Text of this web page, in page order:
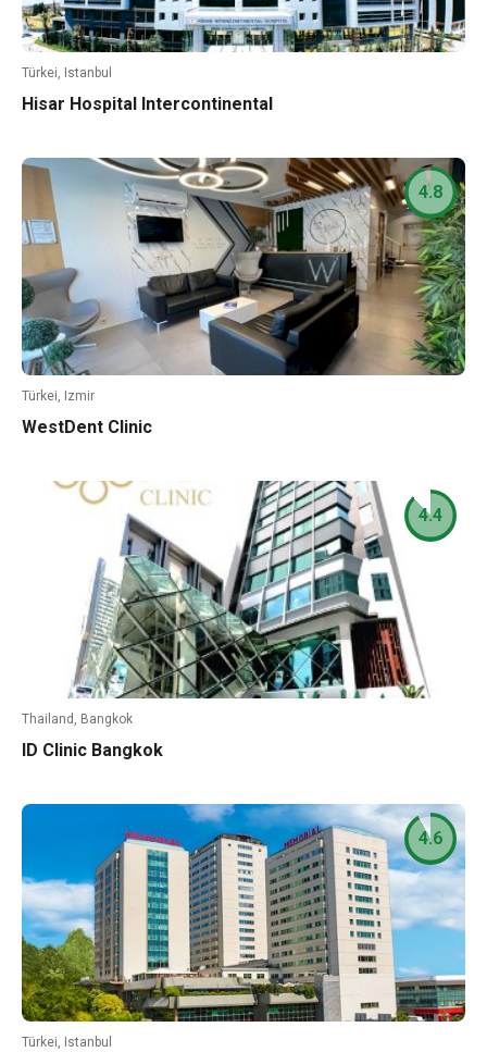
Türkei, Istanbul
Hisar Hospital Intercontinental
Türkei, Izmir
WestDent Clinic
4.8
Thailand, Bangkok
ID Clinic Bangkok
4.4
Türkei, Istanbul
4.6